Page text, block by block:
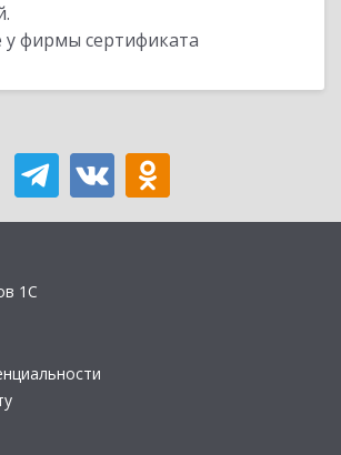
у фирмы сертификата
1С